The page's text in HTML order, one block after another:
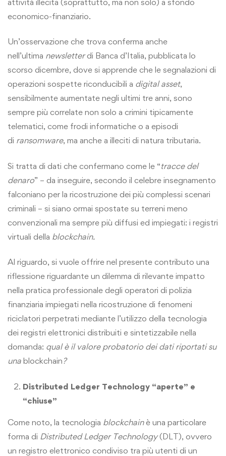
economico-finanziario.
Un’osservazione che trova conferma anche
nell’ultima newsletterdi Banca d’Italia, pubblicata lo
scorso dicembre, dove si apprende che le segnalazioni di
operazioni sospette riconducibili a digital asset,
sensibilmente aumentate negli ultimi tre anni, sono
sempre più correlate non solo a crimini tipicamente
telematici, come frodi informatiche o a episodi
di ransomware, ma anche a illeciti di natura tributaria.
Si tratta di dati che confermano come le “tracce del
denaro” – da inseguire, secondo il celebre insegnamento
falconiano per la ricostruzione dei più complessi scenari
criminali – si siano ormai spostate su terreni meno
convenzionali ma sempre più diffusi ed impiegati: i registri
virtuali della blockchain.
Al riguardo, si vuole offrire nel presente contributo una
riflessione riguardante un dilemma di rilevante impatto
nella pratica professionale degli operatori di polizia
finanziaria impiegati nella ricostruzione di fenomeni
riciclatori perpetrati mediante l’utilizzo della tecnologia
dei registri elettronici distribuiti e sintetizzabile nella
domanda: qual è il valore probatorio dei dati riportati su
una blockchain?
Distributed Ledger Technology “aperte” e
“chiuse”
Come noto, la tecnologia blockchain è una particolare
forma di Distributed Ledger Technology(DLT), ovvero
un registro elettronico condiviso tra più utenti di un